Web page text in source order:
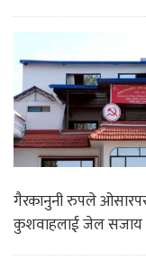
गैरकानुनी रुपले
कुशवाहलाई जेल सजाय